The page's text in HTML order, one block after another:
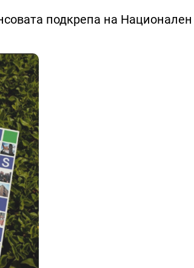
подкрепа на Национален